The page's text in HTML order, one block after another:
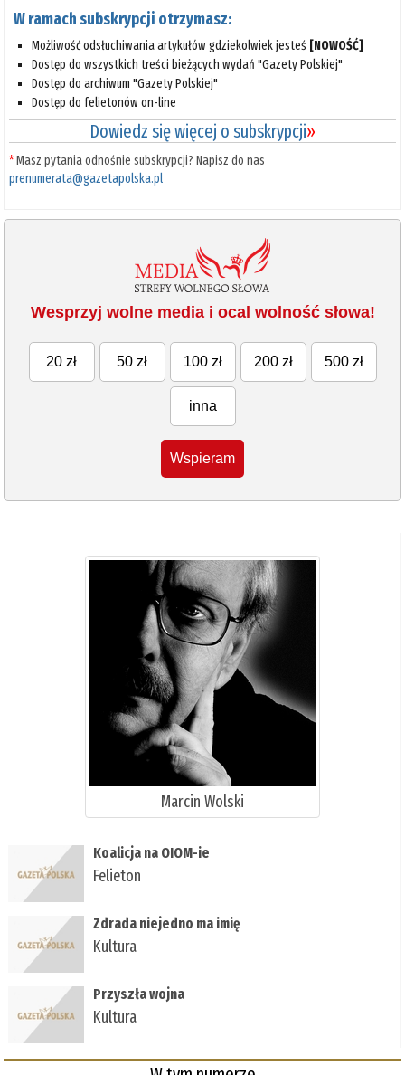
W ramach subskrypcji otrzymasz:
Możliwość odsłuchiwania artykułów gdziekolwiek jesteś [NOWOŚĆ]
Dostęp do wszystkich treści bieżących wydań "Gazety Polskiej"
Dostęp do archiwum "Gazety Polskiej"
Dostęp do felietonów on-line
Dowiedz się więcej o subskrypcji»
*Masz pytania odnośnie subskrypcji? Napisz do nas
prenumerata@gazetapolska.pl
Wesprzyj wolne media i ocal wolność słowa!
20 zł 50 zł 100 zł 200 zł 500 zł
inna
Wspieram
Marcin Wolski
Koalicja na OIOM-ie
Felieton
Zdrada niejedno ma imię
Kultura
Przyszła wojna
Kultura